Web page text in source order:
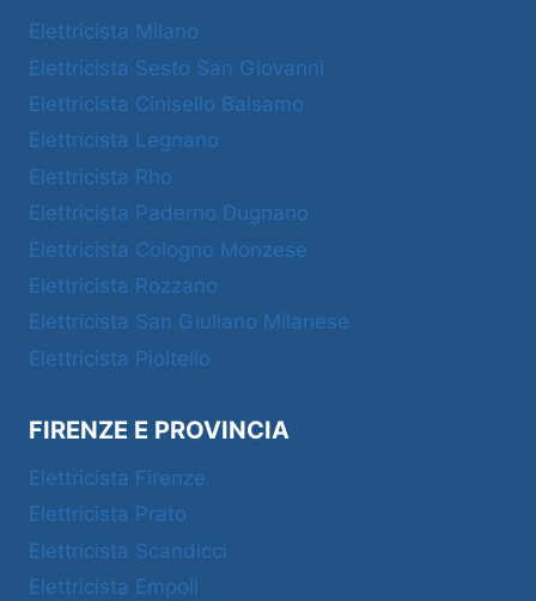
Elettricista Milano
Elettricista Sesto San Giovanni
Elettricista Cinisello Balsamo
Elettricista Legnano
Elettricista Rho
Elettricista Paderno Dugnano
Elettricista Cologno Monzese
Elettricista Rozzano
Elettricista San Giuliano Milanese
Elettricista Pioltello
FIRENZE E PROVINCIA
Elettricista Firenze
Elettricista Prato
Elettricista Scandicci
Elettricista Empoli